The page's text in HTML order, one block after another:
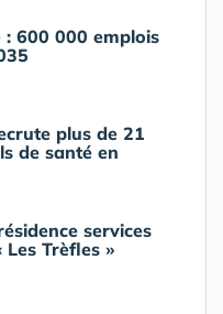
: 600 000 emplois
plus de 21
de santé en
services
Trèfles »